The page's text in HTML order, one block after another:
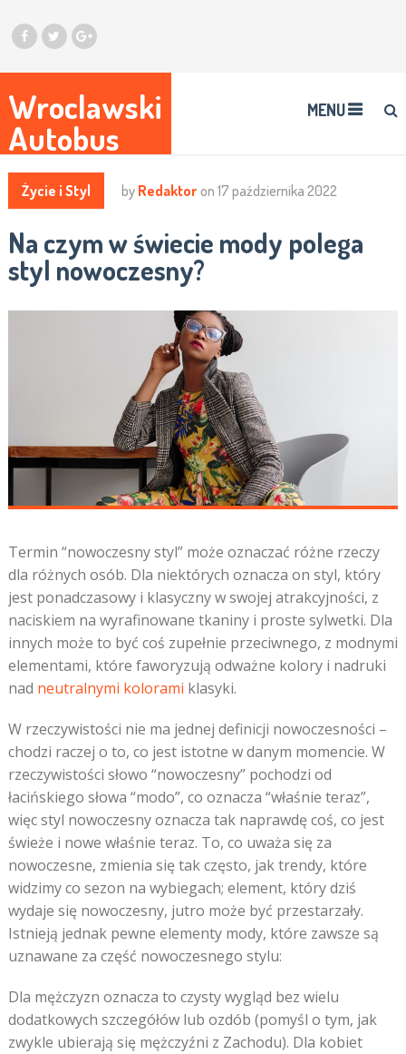
Wroclawski
Autobus
MENU
Życie i Styl by Redaktor on 17 października 2022
Na czym w świecie mody polega
styl nowoczesny?
Termin “nowoczesny styl” może oznaczać różne rzeczy
dla różnych osób. Dla niektórych oznacza on styl, który
jest ponadczasowy i klasyczny w swojej atrakcyjności, z
naciskiem na wyrafinowane tkaniny i proste sylwetki. Dla
innych może to być coś zupełnie przeciwnego, z modnymi
elementami, które faworyzują odważne kolory i nadruki
nad neutralnymi kolorami klasyki.
W rzeczywistości nie ma jednej definicji nowoczesności –
chodzi raczej o to, co jest istotne w danym momencie. W
rzeczywistości słowo “nowoczesny” pochodzi od
łacińskiego słowa “modo”, co oznacza “właśnie teraz”,
więc styl nowoczesny oznacza tak naprawdę coś, co jest
świeże i nowe właśnie teraz. To, co uważa się za
nowoczesne, zmienia się tak często, jak trendy, które
widzimy co sezon na wybiegach; element, który dziś
wydaje się nowoczesny, jutro może być przestarzały.
Istnieją jednak pewne elementy mody, które zawsze są
uznawane za część nowoczesnego stylu:
Dla mężczyzn oznacza to czysty wygląd bez wielu
dodatkowych szczegółów lub ozdób (pomyśl o tym, jak
zwykle ubierają się mężczyźni z Zachodu). Dla kobiet